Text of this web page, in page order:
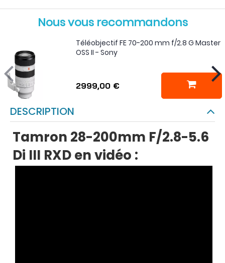
Nous vous recommandons
Téléobjectif FE 70-200 mm f/2.8 G Master
OSS II - Sony
2999,00 €
DESCRIPTION
Tamron 28-200mm F/2.8-5.6
Di III RXD en vidéo :